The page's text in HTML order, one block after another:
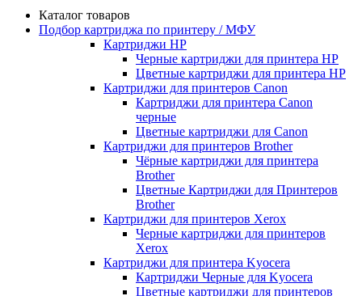
Каталог товаров
Подбор картриджа по принтеру / МФУ
Картриджи HP
Черные картриджи для принтера HP
Цветные картриджи для принтера HP
Картриджи для принтеров Сanon
Картриджи для принтера Сanon
черные
Цветные картриджи для Сanon
Картриджи для принтеров Brother
Чёрные картриджи для принтера
Brother
Цветные Картриджи для Принтеров
Brother
Картриджи для принтеров Xerox
Черные картриджи для принтеров
Xerox
Картриджи для принтера Kyocera
Картриджи Черные для Kyocera
Цветные картриджи для принтеров